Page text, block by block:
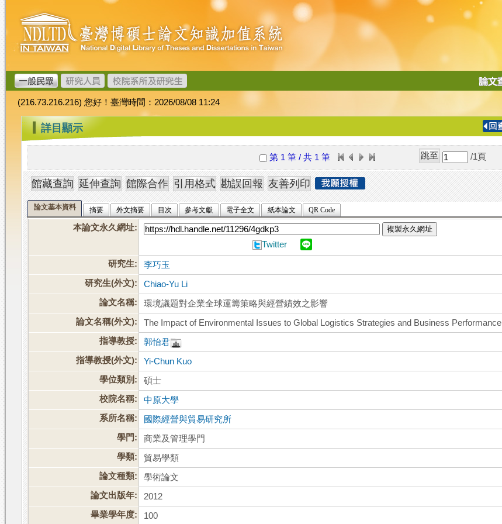
跳
到
主
要
內
容
臺
灣
博
碩
士
論
文
加
值
系
統
導
(216.73.216.216) 您好！臺灣時間：2026/08/08 11:24
::: 詳目顯示
第 1 筆 / 共 1 筆 /1 頁
論文基本資料 摘要 外文摘要 目次 參考文獻 電子全文 紙本論文 QR Code
本論文永久網址: 複製永久網址
Twitter
研究生:
李巧玉
研究生(外文):
Chiao-Yu Li
論文名稱:
環境議題對企業全球運籌策略與經營績效之影響
論文名稱(外文):
The Impact of Environmental Issues to Global Logistics Strategies and Business Performance
指導教授:
郭怡君
指導教授(外文):
Yi-Chun Kuo
學位類別:
碩士
校院名稱:
中原大學
系所名稱:
國際經營與貿易研究所
學門:
商業及管理學門
學類:
貿易學類
論文種類:
學術論文
論文出版年:
2012
畢業學年度:
100